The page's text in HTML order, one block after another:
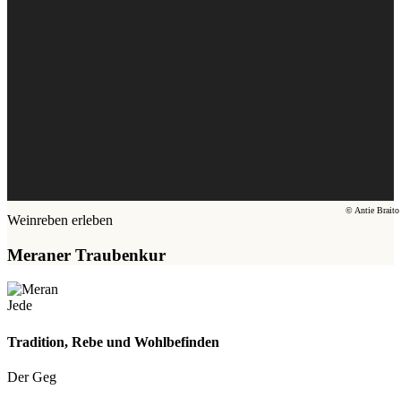
© Antie Braito
Weinreben erleben
Meraner Traubenkur
Jede
Tradition, Rebe und Wohlbefinden
Der Geg